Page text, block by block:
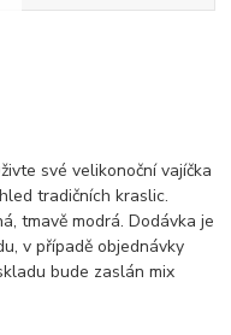
své velikonoční vajíčka
tradičních kraslic.
tmavě modrá. Dodávka je
v případě objednávky
bude zaslán mix